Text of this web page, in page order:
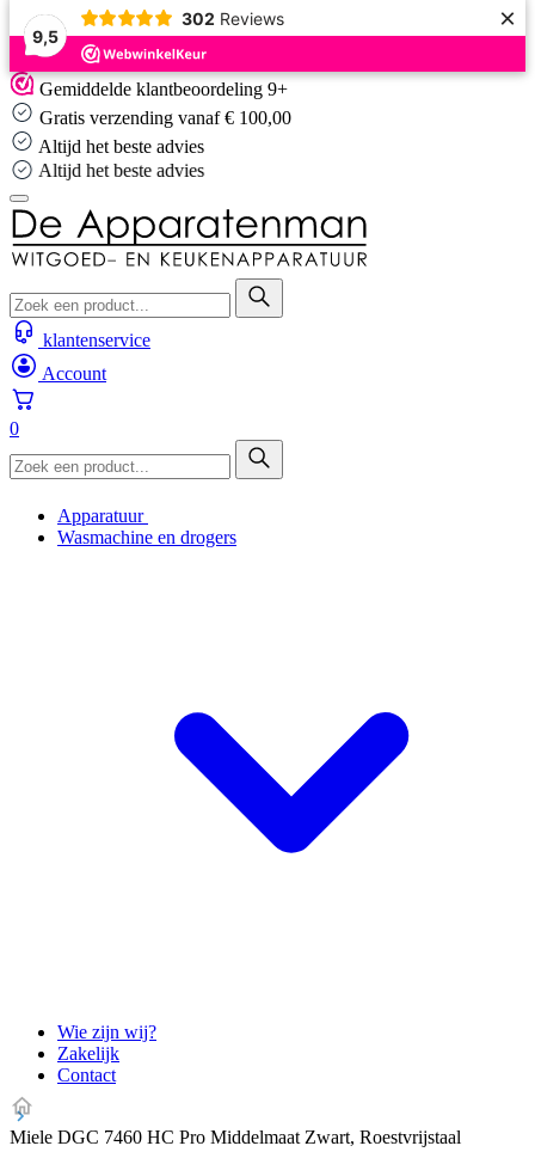
9,5
302 Reviews ×
Skip
to
content
Gemiddelde klantbeoordeling 9+
Gratis verzending vanaf € 100,00
Altijd het beste advies
Altijd het beste advies
klantenservice
Account
0
Apparatuur
Wasmachine en drogers
Wie zijn wij?
Zakelijk
Contact
Miele DGC 7460 HC Pro Middelmaat Zwart, Roestvrijstaal